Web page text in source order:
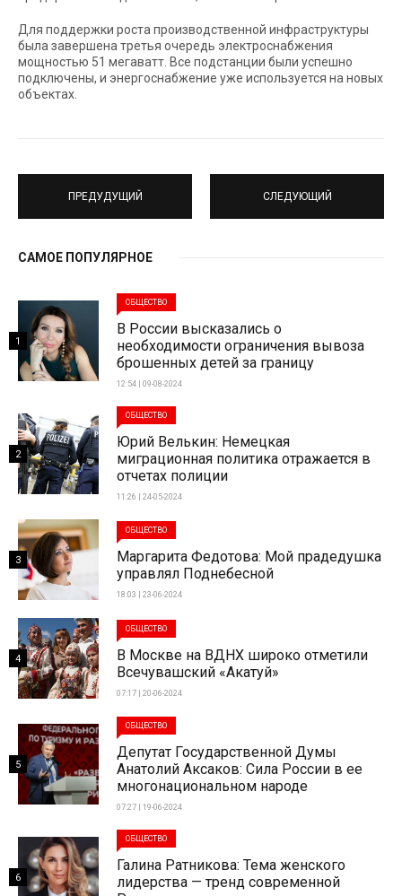
Для поддержки роста производственной инфраструктуры
была завершена третья очередь электроснабжения
мощностью 51 мегаватт. Все подстанции были успешно
подключены, и энергоснабжение уже используется на новых
объектах.
ПРЕДУДУЩИЙ СЛЕДУЮЩИЙ
САМОЕ ПОПУЛЯРНОЕ
ОБЩЕСТВО
В России высказались о
необходимости ограничения вывоза
брошенных детей за границу
12:54 | 09-08-2024
1
ОБЩЕСТВО
Юрий Велькин: Немецкая
миграционная политика отражается в
отчетах полиции
11:26 | 24-05-2024
2
ОБЩЕСТВО
Маргарита Федотова: Мой прадедушка
управлял Поднебесной
18:03 | 23-06-2024
3
ОБЩЕСТВО
В Москве на ВДНХ широко отметили
Всечувашский «Акатуй»
07:17 | 20-06-2024
4
ОБЩЕСТВО
Депутат Государственной Думы
Анатолий Аксаков: Сила России в ее
многонациональном народе
07:27 | 19-06-2024
5
ОБЩЕСТВО
Галина Ратникова: Тема женского
лидерства — тренд современной
6